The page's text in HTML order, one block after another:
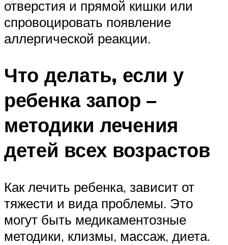
отверстия и прямой кишки или
спровоцировать появление
аллергической реакции.
Что делать, если у
ребенка запор –
методики лечения
детей всех возрастов
Как лечить ребенка, зависит от
тяжести и вида проблемы. Это
могут быть медикаментозные
методики, клизмы, массаж, диета.